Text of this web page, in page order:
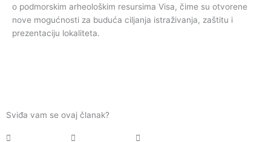
o podmorskim arheološkim resursima Visa, čime su otvorene
nove mogućnosti za buduća ciljanja istraživanja, zaštitu i
prezentaciju lokaliteta.
Sviđa vam se ovaj članak?